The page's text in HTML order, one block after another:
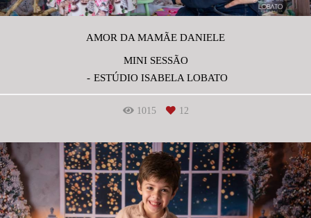
AMOR DA MAMÃE DANIELE
MINI SESSÃO
ESTÚDIO ISABELA LOBATO
1015 12